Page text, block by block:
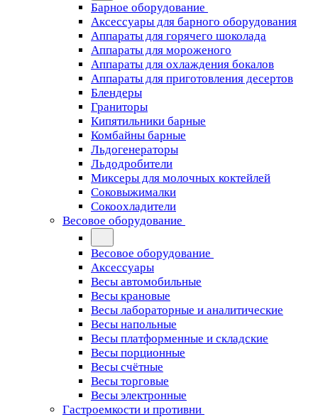
Барное оборудование
Аксессуары для барного оборудования
Аппараты для горячего шоколада
Аппараты для мороженого
Аппараты для охлаждения бокалов
Аппараты для приготовления десертов
Блендеры
Граниторы
Кипятильники барные
Комбайны барные
Льдогенераторы
Льдодробители
Миксеры для молочных коктейлей
Соковыжималки
Сокоохладители
Весовое оборудование
Весовое оборудование
Аксессуары
Весы автомобильные
Весы крановые
Весы лабораторные и аналитические
Весы напольные
Весы платформенные и складские
Весы порционные
Весы счётные
Весы торговые
Весы электронные
Гастроемкости и противни